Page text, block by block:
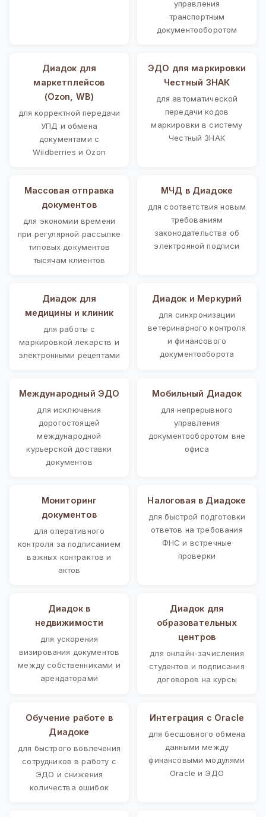
управления
транспортным
документооборотом
Диадок для
маркетплейсов
(Ozon, WB)
для корректной передачи
УПД и обмена
документами с
Wildberries и Ozon
ЭДО для маркировки
Честный ЗНАК
для автоматической
передачи кодов
маркировки в систему
Честный ЗНАК
Массовая отправка
документов
для экономии времени
при регулярной рассылке
типовых документов
тысячам клиентов
МЧД в Диадоке
для соответствия новым
требованиям
законодательства об
электронной подписи
Диадок для
медицины и клиник
для работы с
маркировкой лекарств и
электронными рецептами
Диадок и Меркурий
для синхронизации
ветеринарного контроля
и финансового
документооборота
Международный ЭДО
для исключения
дорогостоящей
международной
курьерской доставки
документов
Мобильный Диадок
для непрерывного
управления
документооборотом вне
офиса
Мониторинг
документов
для оперативного
контроля за подписанием
важных контрактов и
актов
Налоговая в Диадоке
для быстрой подготовки
ответов на требования
ФНС и встречные
проверки
Диадок в
недвижимости
для ускорения
визирования документов
между собственниками и
арендаторами
Диадок для
образовательных
центров
для онлайн-зачисления
студентов и подписания
договоров на курсы
Обучение работе в
Диадоке
для быстрого вовлечения
сотрудников в работу с
ЭДО и снижения
количества ошибок
Интеграция с Oracle
для бесшовного обмена
данными между
финансовыми модулями
Oracle и ЭДО